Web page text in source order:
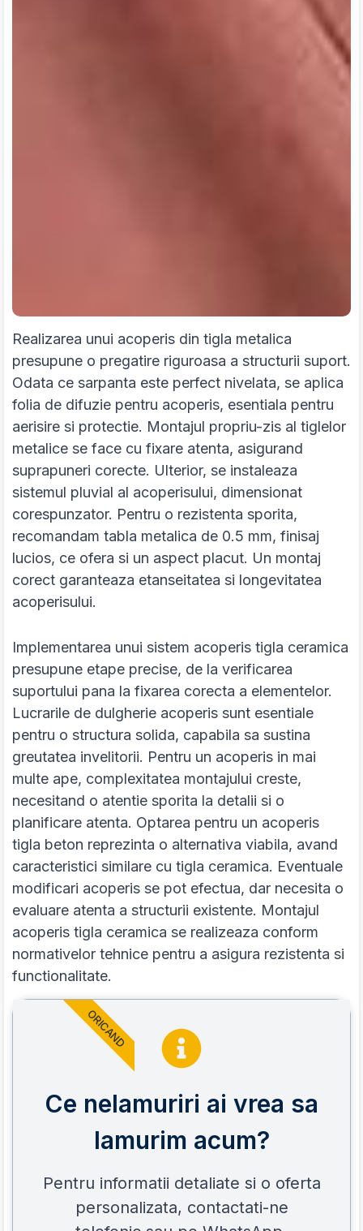
Realizarea unui acoperis din tigla metalica
presupune o pregatire riguroasa a structurii suport.
Odata ce sarpanta este perfect nivelata, se aplica
folia de difuzie pentru acoperis, esentiala pentru
aerisire si protectie. Montajul propriu-zis al tiglelor
metalice se face cu fixare atenta, asigurand
suprapuneri corecte. Ulterior, se instaleaza
sistemul pluvial al acoperisului, dimensionat
corespunzator. Pentru o rezistenta sporita,
recomandam tabla metalica de 0.5 mm, finisaj
lucios, ce ofera si un aspect placut. Un montaj
corect garanteaza etanseitatea si longevitatea
acoperisului.
Implementarea unui sistem acoperis tigla ceramica
presupune etape precise, de la verificarea
suportului pana la fixarea corecta a elementelor.
Lucrarile de dulgherie acoperis sunt esentiale
pentru o structura solida, capabila sa sustina
greutatea invelitorii. Pentru un acoperis in mai
multe ape, complexitatea montajului creste,
necesitand o atentie sporita la detalii si o
planificare atenta. Optarea pentru un acoperis
tigla beton reprezinta o alternativa viabila, avand
caracteristici similare cu tigla ceramica. Eventuale
modificari acoperis se pot efectua, dar necesita o
evaluare atenta a structurii existente. Montajul
acoperis tigla ceramica se realizeaza conform
normativelor tehnice pentru a asigura rezistenta si
functionalitate.
Ce nelamuriri ai vrea sa
lamurim acum?
Pentru informatii detaliate si o oferta
personalizata, contactati-ne
ORICAND